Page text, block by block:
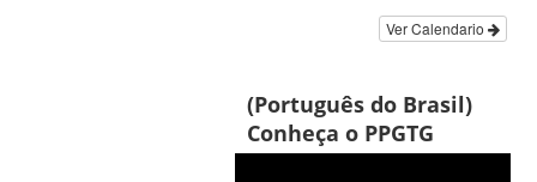
Ver Calendario
(Português do Brasil)
Conheça o PPGTG